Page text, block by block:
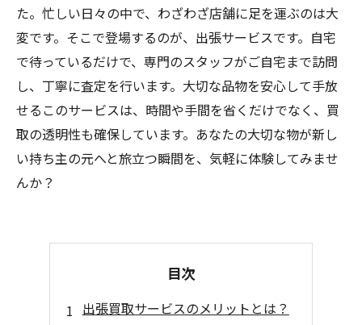
た。忙しい日々の中で、わざわざ店舗に足を運ぶのは大
変です。そこで登場するのが、出張サービスです。自宅
で待っているだけで、専門のスタッフがご自宅まで訪問
し、丁寧に査定を行います。大切な品物を安心して手放
せるこのサービスは、時間や手間を省くだけでなく、買
取の透明性も確保しています。あなたの大切な物が新し
い持ち主の元へと旅立つ瞬間を、気軽に体験してみませ
んか？
目次
出張買取サービスのメリットとは？